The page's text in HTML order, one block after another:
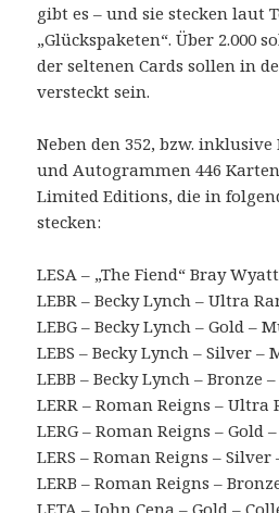
gibt es – und sie stecken laut
„Glückspaketen“. Über 2.000
der seltenen Cards sollen in
versteckt sein.
Neben den 352, bzw. inklusive
und Autogrammen 446
Limited Editions, die in
stecken:
LESA – „The Fiend“ Bray
LEBR – Becky Lynch – Ultra
LEBG – Becky Lynch – Gold –
LEBS – Becky Lynch – Silver –
LEBB – Becky Lynch – Bronze
LERR – Roman Reigns – Ultra
LERG – Roman Reigns – Gold
LERS – Roman Reigns –
LERB – Roman Reigns –